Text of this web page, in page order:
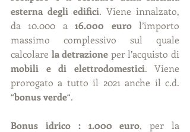
esterna degli edifici. Viene innalzato,
da 10.000 a 16.000 euro l’importo
massimo complessivo sul quale
calcolare la detrazione
mobili e di elettrodomestici. Viene
prorogato a tutto il 2021 anche il c.d.
“bonus verde“.
Bonus idrico : 1.000 euro